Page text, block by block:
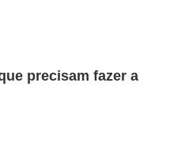
precisam fazer a